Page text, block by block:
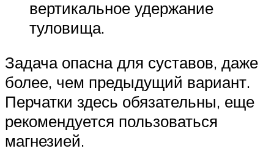
вертикальное удержание
туловища.
Задача опасна для суставов, даже
более, чем предыдущий вариант.
Перчатки здесь обязательны, еще
рекомендуется пользоваться
магнезией.